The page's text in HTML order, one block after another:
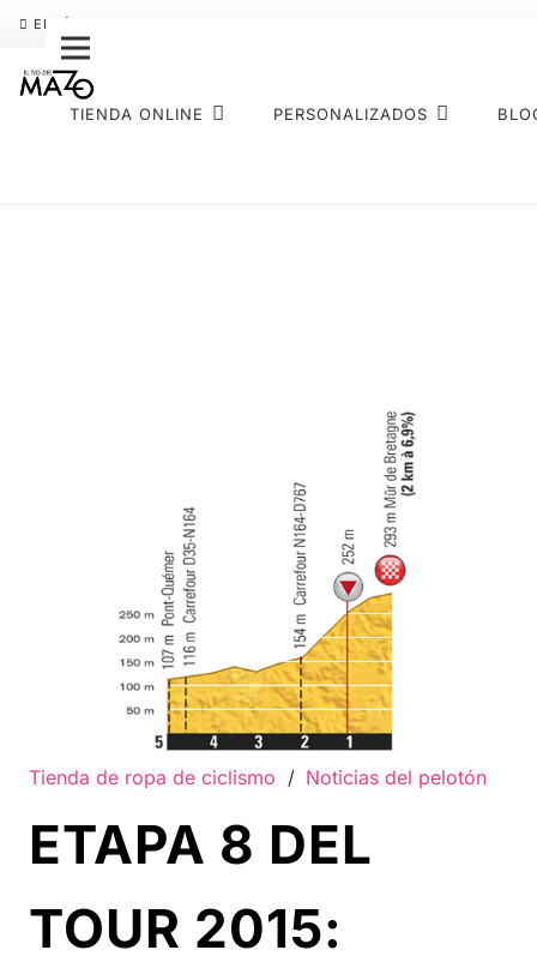
ENVÍO GRATIS
TIENDA ONLINE PERSONALIZADOS
Tienda de ropa de ciclismo / Noticias del pelotón
ETAPA 8 DEL
TOUR 2015: